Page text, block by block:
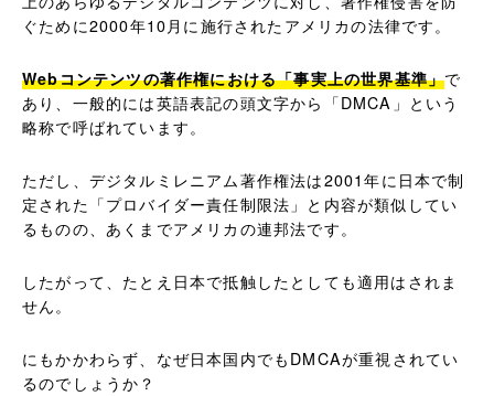
ぐために2000年10月に施行されたアメリカの法律です。
Webコンテンツの著作権における「事実上の世界基準」で
あり、一般的には英語表記の頭文字から「DMCA」という
略称で呼ばれています。
ただし、デジタルミレニアム著作権法は2001年に日本で制
定された「プロバイダー責任制限法」と内容が類似してい
るものの、あくまでアメリカの連邦法です。
したがって、たとえ日本で抵触したとしても適用はされま
せん。
にもかかわらず、なぜ日本国内でもDMCAが重視されてい
るのでしょうか？